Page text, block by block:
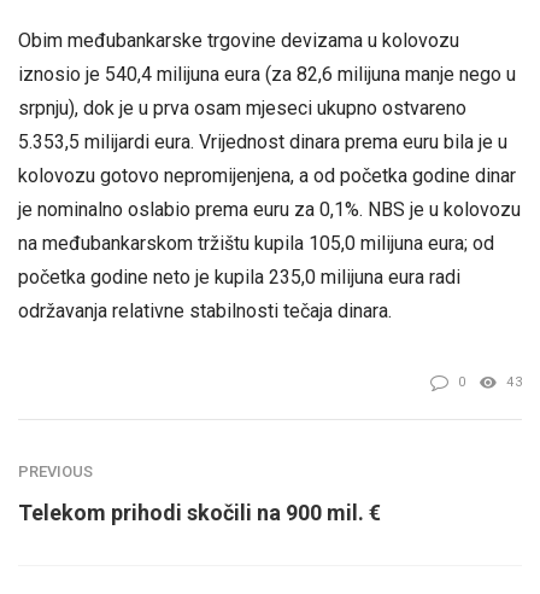
Obim međubankarske trgovine devizama u kolovozu
iznosio je 540,4 milijuna eura (za 82,6 milijuna manje nego u
srpnju), dok je u prva osam mjeseci ukupno ostvareno
5.353,5 milijardi eura. Vrijednost dinara prema euru bila je u
kolovozu gotovo nepromijenjena, a od početka godine dinar
je nominalno oslabio prema euru za 0,1%. NBS je u kolovozu
na međubankarskom tržištu kupila 105,0 milijuna eura; od
početka godine neto je kupila 235,0 milijuna eura radi
održavanja relativne stabilnosti tečaja dinara.
0 43
PREVIOUS
Telekom prihodi skočili na 900 mil. €